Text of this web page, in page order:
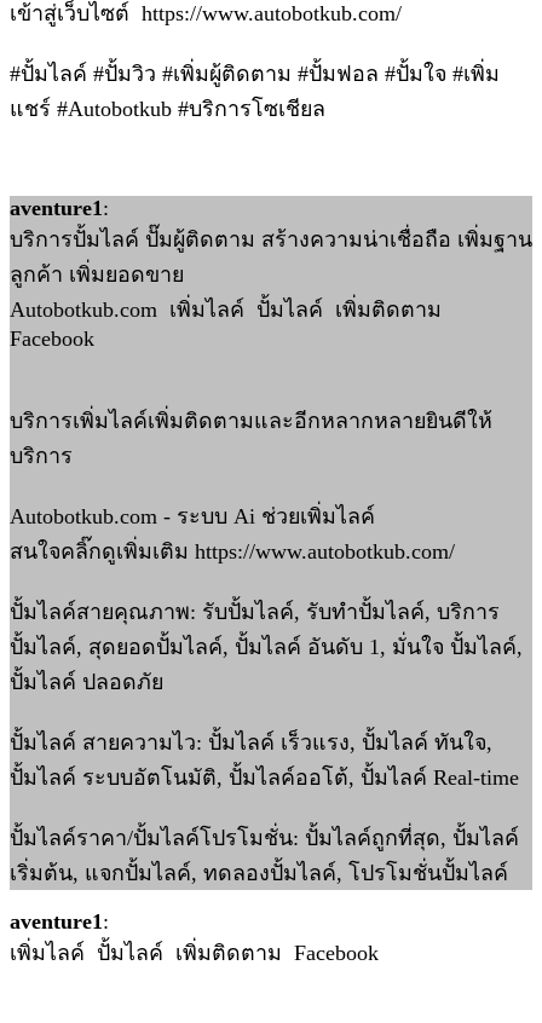
เข้าสู่เว็บไซต์ https://www.autobotkub.com/
#ปั้มไลค์ #ปั้มวิว #เพิ่มผู้ติดตาม #ปั้มฟอล #ปั้มใจ #เพิ่ม
แชร์ #Autobotkub #บริการโซเชียล
aventure1:
บริการปั้มไลค์​ ปั๊มผู้ติดตาม​ สร้างความน่าเชื่อถือ​ เพิ่มฐาน
ลูกค้า​ เพิ่มยอดขาย
Autobotkub.com เพิ่มไลค์ ปั้มไลค์ เพิ่มติดตาม
Facebook
บริการเพิ่มไลค์เพิ่มติดตามและอีกหลากหลายยินดีให้
บริการ
Autobotkub.com - ระบบ Ai ช่วยเพิ่มไลค์
สนใจคลิ๊กดูเพิ่มเติม https://www.autobotkub.com/
ปั้มไลค์สายคุณภาพ: รับปั้มไลค์, รับทำปั้มไลค์, บริการ
ปั้มไลค์, สุดยอดปั้มไลค์, ปั้มไลค์ อันดับ 1, มั่นใจ ปั้มไลค์,
ปั้มไลค์ ปลอดภัย
ปั้มไลค์ สายความไว: ปั้มไลค์ เร็วแรง, ปั้มไลค์ ทันใจ,
ปั้มไลค์ ระบบอัตโนมัติ, ปั้มไลค์ออโต้, ปั้มไลค์ Real-time
ปั้มไลค์ราคา/ปั้มไลค์โปรโมชั่น: ปั้มไลค์ถูกที่สุด, ปั้มไลค์
เริ่มต้น, แจกปั้มไลค์, ทดลองปั้มไลค์, โปรโมชั่นปั้มไลค์
aventure1:
เพิ่มไลค์ ปั้มไลค์ เพิ่มติดตาม Facebook